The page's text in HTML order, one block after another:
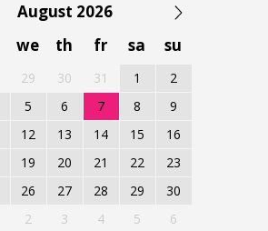
August 2026
we th fr sa su
29 30 31 1
2
5 6 7 8
9
12 13 14 15
16
19 20 21 22
23
26 27 28 29
30
2 3 4 5 6